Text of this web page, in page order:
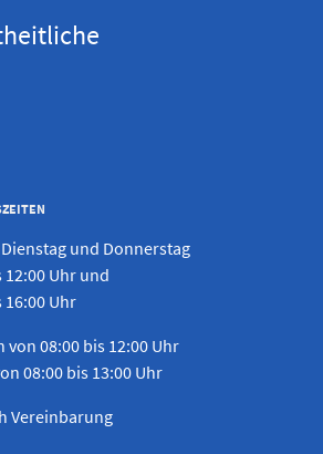
und Donnerstag
12:00 Uhr und
16:00 Uhr
von 08:00 bis 12:00 Uhr
08:00 bis 13:00 Uhr
Vereinbarung